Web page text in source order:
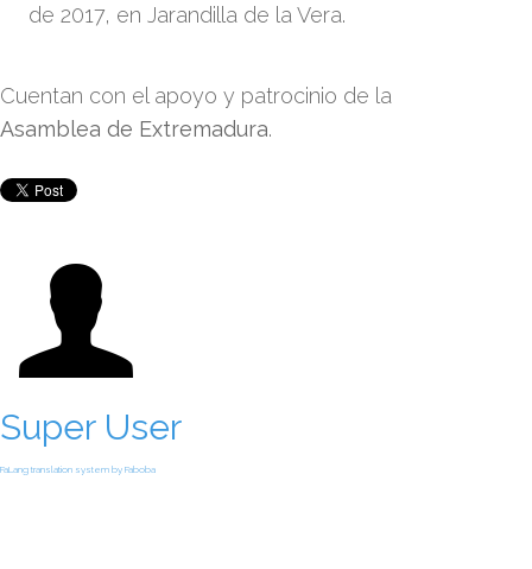
de 2017, en Jarandilla de la Vera.
Cuentan con el apoyo y patrocinio de la
Asamblea de Extremadura.
Super User
FaLang translation system by Faboba